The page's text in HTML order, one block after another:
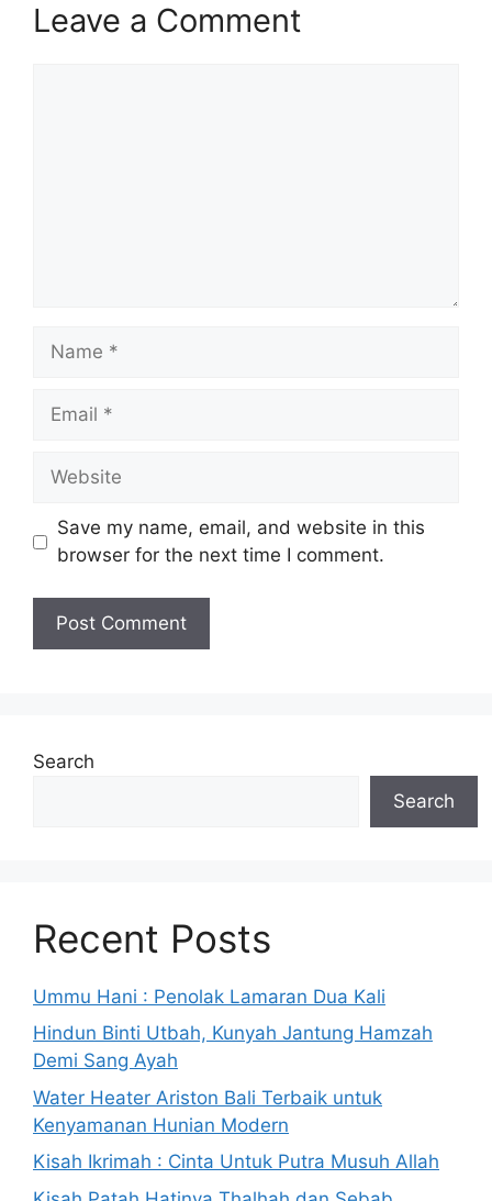
Leave a Comment
Name
Email
Website
Save my name, email, and website in this
browser for the next time I comment.
Search
Search
Recent Posts
Ummu Hani : Penolak Lamaran Dua Kali
Hindun Binti Utbah, Kunyah Jantung Hamzah
Demi Sang Ayah
Water Heater Ariston Bali Terbaik untuk
Kenyamanan Hunian Modern
Kisah Ikrimah : Cinta Untuk Putra Musuh Allah